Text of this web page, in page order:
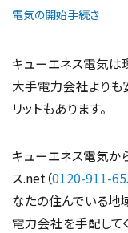
電気の開始手続き
キューエネス電気は
大手電力会社よりも
リットもあります。
キューエネス電気か
ス.net（0120-911-
なたの住んでいる地
電力会社を手配して